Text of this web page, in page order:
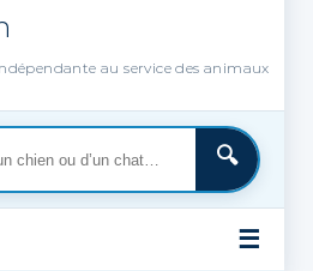
au service des animaux
☰